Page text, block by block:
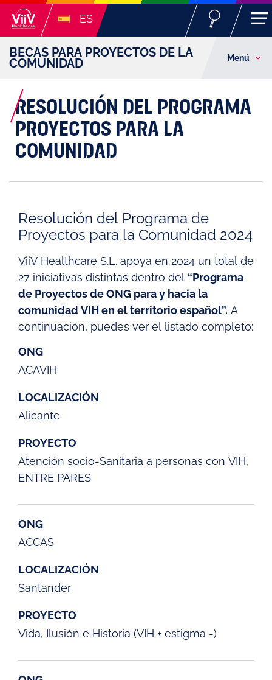
ES
BECAS PARA PROYECTOS DE LA
COMUNIDAD Menú
RESOLUCIÓN DEL PROGRAMA
PROYECTOS PARA LA
COMUNIDAD
Resolución del Programa de
Proyectos para la Comunidad 2024
ViiV Healthcare S.L. apoya en 2024 un total de
27 iniciativas distintas dentro del “Programa
de Proyectos de ONG para y hacia la
comunidad VIH en el territorio español”. A
continuación, puedes ver el listado completo:
ONG
ACAVIH
LOCALIZACIÓN
Alicante
PROYECTO
Atención socio-Sanitaria a personas con VIH,
ENTRE PARES
ONG
ACCAS
LOCALIZACIÓN
Santander
PROYECTO
Vida, Ilusión e Historia (VIH + estigma -)